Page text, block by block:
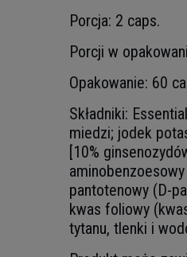
Porcja: 2 caps.
Porcji w
Opakowanie: 60
Składniki:
miedzi; jodek
[10%
pantotenowy (D-
kwas foliowy
tytanu, tlenki i